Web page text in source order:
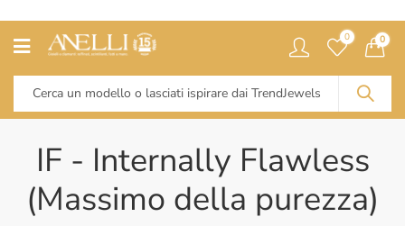
0 0
IF - Internally Flawless
(Massimo della purezza)